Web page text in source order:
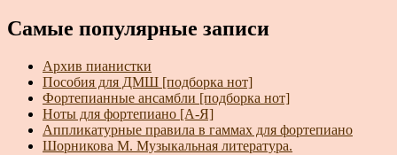
Самые популярные записи
Архив пианистки
Пособия для ДМШ [подборка нот]
Фортепианные ансамбли [подборка нот]
Ноты для фортепиано [А-Я]
Аппликатурные правила в гаммах для фортепиано
Шорникова М. Музыкальная литература.